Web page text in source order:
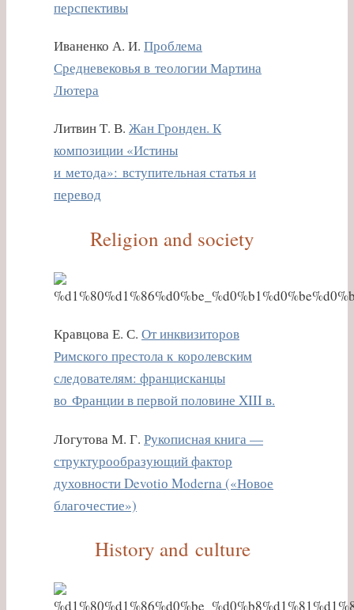
перспективы
Иваненко А. И. Проблема
Средневековья в теологии Мартина
Лютера
Литвин Т. В. Жан Гронден. К
композиции «Истины
и метода»: вступительная статья и
перевод
Religion and society
Кравцова Е. С. От инквизиторов
Римского престола к королевским
следователям: францисканцы
во Франции в первой половине XIII в.
Логутова М. Г. Рукописная книга —
структурообразующий фактор
духовности Devotiо Moderna («Новое
благочестие»)
History and culture